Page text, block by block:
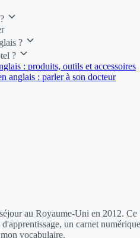
?
?
: produits, outils et accessoires
anglais : parler à son docteur
au Royaume-Uni en 2012. Ce
un carnet numérique
vocabulaire.